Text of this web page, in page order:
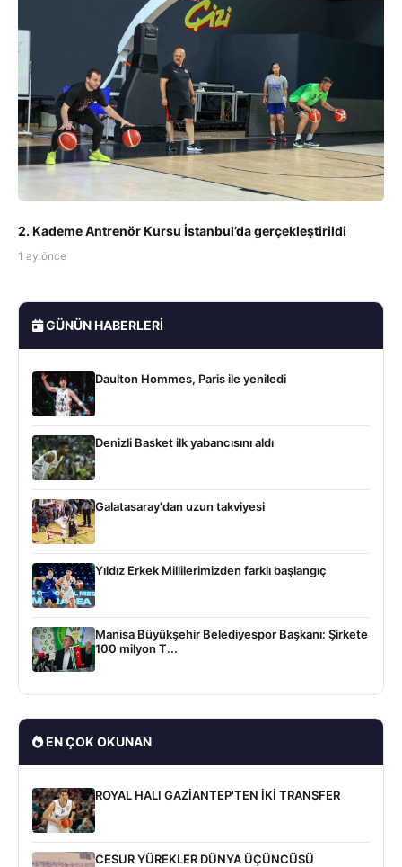
2. Kademe Antrenör Kursu İstanbul’da gerçekleştirildi
1 ay önce
GÜNÜN HABERLERI
Daulton Hommes, Paris ile yeniledi
Denizli Basket ilk yabancısını aldı
Galatasaray'dan uzun takviyesi
Yıldız Erkek Millilerimizden farklı başlangıç
Manisa Büyükşehir Belediyespor Başkanı: Şirkete
100 milyon T...
EN ÇOK OKUNAN
ROYAL HALI GAZİANTEP'TEN İKİ TRANSFER
CESUR YÜREKLER DÜNYA ÜÇÜNCÜSÜ